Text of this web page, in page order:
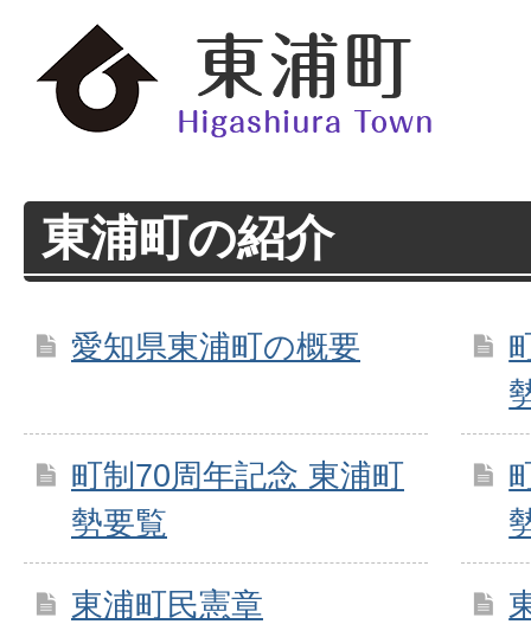
東浦町の紹介
愛知県東浦町の概要
町制70周年記念 東浦町
勢要覧
東浦町民憲章